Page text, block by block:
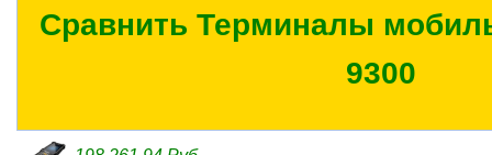
Сравнить Терминалы
9300